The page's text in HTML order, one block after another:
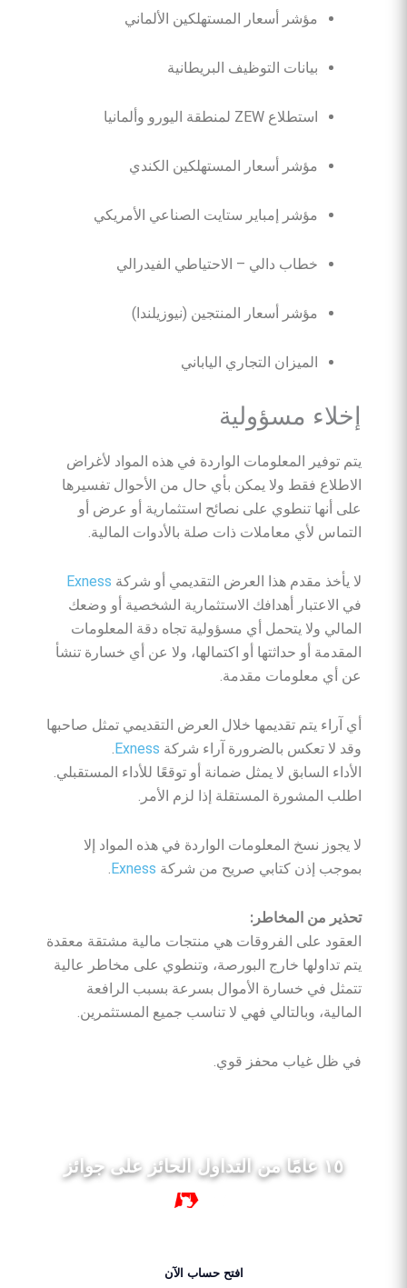
مؤشر أسعار المستهلكين الألماني
بيانات التوظيف البريطانية
استطلاع ZEW لمنطقة اليورو وألمانيا
مؤشر أسعار المستهلكين الكندي
مؤشر إمباير ستايت الصناعي الأمريكي
خطاب دالي – الاحتياطي الفيدرالي
مؤشر أسعار المنتجين (نيوزيلندا)
الميزان التجاري الياباني
إخلاء مسؤولية
يتم توفير المعلومات الواردة في هذه المواد لأغراض
الاطلاع فقط ولا يمكن بأي حال من الأحوال تفسيرها
على أنها تنطوي على نصائح استثمارية أو عرض أو
التماس لأي معاملات ذات صلة بالأدوات المالية.
لا يأخذ مقدم هذا العرض التقديمي أو شركة Exness
في الاعتبار أهدافك الاستثمارية الشخصية أو وضعك
المالي ولا يتحمل أي مسؤولية تجاه دقة المعلومات
المقدمة أو حداثتها أو اكتمالها، ولا عن أي خسارة تنشأ
عن أي معلومات مقدمة.
أي آراء يتم تقديمها خلال العرض التقديمي تمثل صاحبها
وقد لا تعكس بالضرورة آراء شركة Exness
.
الأداء السابق لا يمثل ضمانة أو توقعًا للأداء المستقبلي.
اطلب المشورة المستقلة إذا لزم الأمر.
لا يجوز نسخ المعلومات الواردة في هذه المواد إلا
بموجب إذن كتابي صريح من شركة Exness
.
تحذير من المخاطر:
العقود على الفروقات هي منتجات مالية مشتقة معقدة
يتم تداولها خارج البورصة، وتنطوي على مخاطر عالية
تتمثل في خسارة الأموال بسرعة بسبب الرافعة
المالية، وبالتالي فهي لا تناسب جميع المستثمرين.
في ظل غياب محفز قوي.
١٥ عامًا من التداول الحائز على جوائز
افتح حساب الآن